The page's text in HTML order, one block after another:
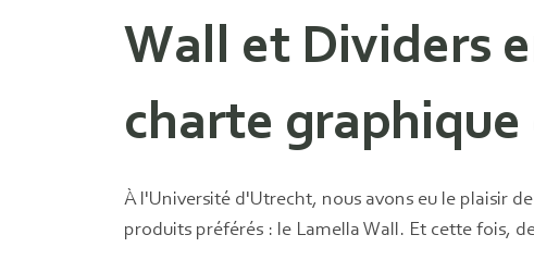
Wall et Dividers
charte graphique
À l'Université d'Utrecht, nous avons eu le plaisir
produits préférés : le Lamella Wall. Et cette fois,